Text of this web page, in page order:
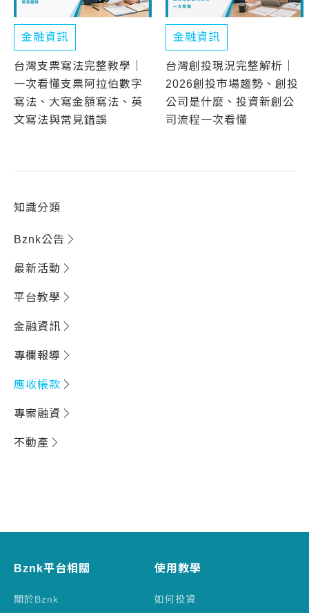
金融資訊
台灣支票寫法完整教學｜
一次看懂支票阿拉伯數字
寫法、大寫金額寫法、英
文寫法與常見錯誤
金融資訊
台灣創投現況完整解析｜
2026創投市場趨勢、創投
公司是什麼、投資新創公
司流程一次看懂
知識分類
Bznk公告
最新活動
平台教學
金融資訊
專欄報導
應收帳款
專案融資
不動產
Bznk平台相關
關於Bznk
使用教學
如何投資